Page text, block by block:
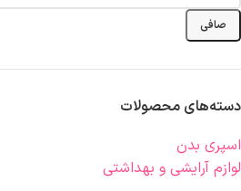
صافی
دسته‌های محصولات
اسپری بدن
لوازم آرایشی و بهداشتی